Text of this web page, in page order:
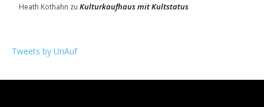
Heath Kothahn zu Kulturkaufhaus mit Kultstatus
Tweets by UnAuf